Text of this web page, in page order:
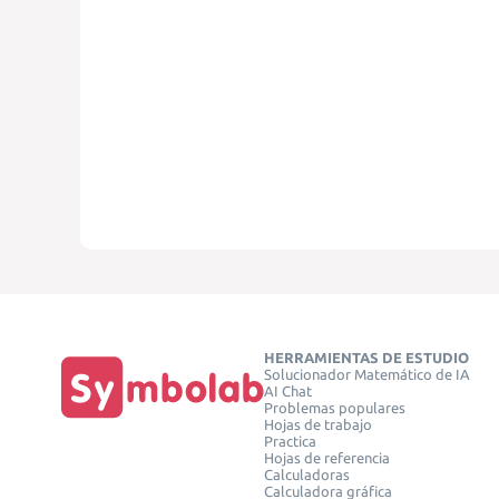
HERRAMIENTAS DE ESTUDIO
Solucionador Matemático de IA
AI Chat
Problemas populares
Hojas de trabajo
Practica
Hojas de referencia
Calculadoras
Calculadora gráfica